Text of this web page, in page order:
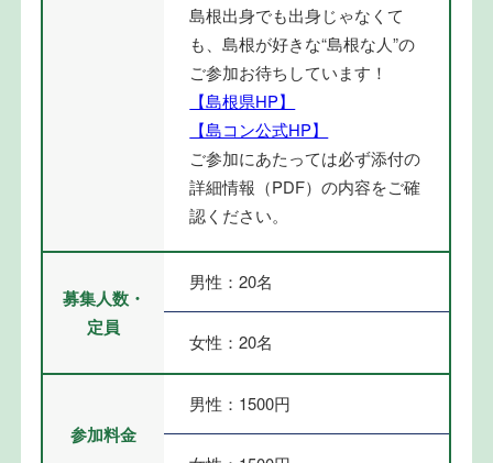
島根出身でも出身じゃなくて
も、島根が好きな“島根な人”の
ご参加お待ちしています！
【島根県HP】
【島コン公式HP】
ご参加にあたっては必ず添付の
詳細情報（PDF）の内容をご確
認ください。
募集人数・
定員
男性：20名
女性：20名
参加料金
男性：1500円